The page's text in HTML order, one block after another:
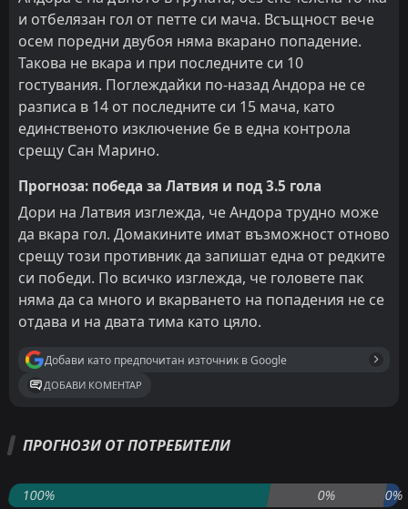
и отбелязан гол от петте си мача. Всъщност вече
осем поредни двубоя няма вкарано попадение.
Такова не вкара и при последните си 10
гостувания. Поглеждайки по-назад Андора не се
разписа в 14 от последните си 15 мача, като
единственото изключение бе в една контрола
срещу Сан Марино.
Прогноза: победа за Латвия и под 3.5 гола
Дори на Латвия изглежда, че Андора трудно може
да вкара гол. Домакините имат възможност отново
срещу този противник да запишат една от редките
си победи. По всичко изглежда, че головете пак
няма да са много и вкарването на попадения не се
отдава и на двата тима като цяло.
Добави като предпочитан източник в Google
ДОБАВИ КОМЕНТАР
ПРОГНОЗИ ОТ ПОТРЕБИТЕЛИ
100% 0% 0%